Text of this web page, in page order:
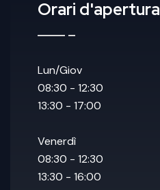
Orari d'apertura
Lun/Giov
08:30 - 12:30
13:30 - 17:00
Venerdì
08:30 - 12:30
13:30 - 16:00